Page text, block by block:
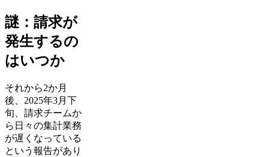
謎：請求が
発生するの
はいつか
それから2か月
後、2025年3月下
旬、請求チームか
ら日々の集計業務
が遅くなっている
という報告があり